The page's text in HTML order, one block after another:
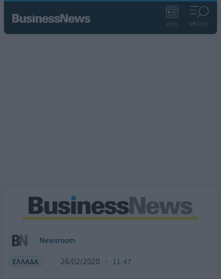
ΡΟΗ ΜΕΝΟΥ
Newsroom
ΕΛΛΑΔΑ 26/02/2020 11:47